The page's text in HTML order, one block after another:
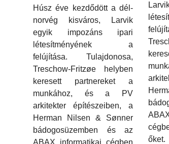
Húsz éve kezdődött a dél-
norvég kisváros, Larvik
egyik impozáns ipari
létesítményének a
felújítása. Tulajdonosa,
Treschow-Fritzøe helyben
keresett partnereket a
munkához, és a PV
arkitekter építészeiben, a
Herman Nilsen & Sønner
bádogosüzemben és az